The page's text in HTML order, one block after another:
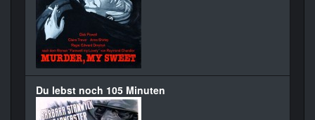
Du lebst noch 105 Minuten